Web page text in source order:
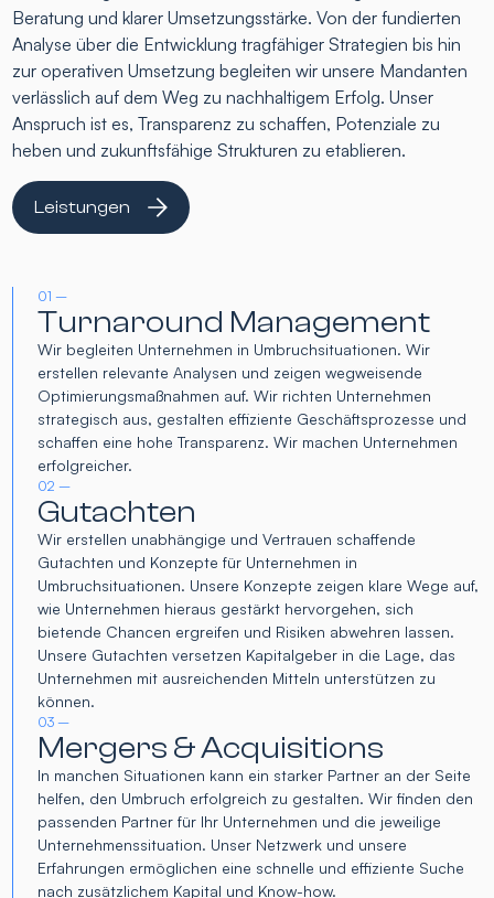
Beratung und klarer Umsetzungsstärke. Von der fundierten
Analyse über die Entwicklung tragfähiger Strategien bis hin
zur operativen Umsetzung begleiten wir unsere Mandanten
verlässlich auf dem Weg zu nachhaltigem Erfolg. Unser
Anspruch ist es, Transparenz zu schaffen, Potenziale zu
heben und zukunftsfähige Strukturen zu etablieren.
Leistungen
01 –
Turnaround Management
Wir begleiten Unternehmen in Umbruchsituationen. Wir
erstellen relevante Analysen und zeigen wegweisende
Optimierungsmaßnahmen auf. Wir richten Unternehmen
strategisch aus, gestalten effiziente Geschäftsprozesse und
schaffen eine hohe Transparenz. Wir machen Unternehmen
erfolgreicher.
02 –
Gutachten
Wir erstellen unabhängige und Vertrauen schaffende
Gutachten und Konzepte für Unternehmen in
Umbruchsituationen. Unsere Konzepte zeigen klare Wege auf,
wie Unternehmen hieraus gestärkt hervorgehen, sich
bietende Chancen ergreifen und Risiken abwehren lassen.
Unsere Gutachten versetzen Kapitalgeber in die Lage, das
Unternehmen mit ausreichenden Mitteln unterstützen zu
können.
03 –
Mergers & Acquisitions
In manchen Situationen kann ein starker Partner an der Seite
helfen, den Umbruch erfolgreich zu gestalten. Wir finden den
passenden Partner für Ihr Unternehmen und die jeweilige
Unternehmenssituation. Unser Netzwerk und unsere
Erfahrungen ermöglichen eine schnelle und effiziente Suche
nach zusätzlichem Kapital und Know-how.